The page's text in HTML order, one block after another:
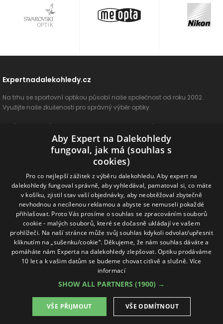
Expertnadalekohledy.cz
Na trhu se sportovní optikou působí naše společnost od roku 2002.
Využijte naše zkušenosti pro správný výběr optiky.
O nás Vše o nákupu Poradenství
Ochrana osobních údajů ODSTOUPIT OD SMLOUVY
Dalekohledy Spektivy Dálkoměry Příslušenství Naše značky
Sledujte nás na sociálních sítích
ExpertNaDalekohledy
Aby Expert na Dalekohledy
fungoval, jak má (souhlas s
cookies)
Pro co nejlepší zážitek z výběru dalekohledu. Aby expert na
dalekohledy fungoval správně, aby vyhledával, pamatoval si, co máte
v košíku, zjistil stav vaší objednávky, aby neobtěžoval zbytečně
nevhodnou a necílenou reklamou a abyste se nemuseli pokaždé
přihlašovat. Proto Vás prosíme o souhlas se zpracováním souborů
cookie - malých souborů, které se dočasně ukládají ve vašem
prohlížeči. Na naší stránce může svůj souhlas kdykoli odvolat/upřesnit
kliknutím na „sušenku/cookie“. Děkujeme, že nám souhlas dáváte a
pomáháte nám Experta na dalekohledy zlepšovat. Optiku prodáváme
10 let a k vašim datům se budeme chovat citlivě a slušně. Více
informací
SHOW ALL PARTNERS (1900) →
VŠE PŘIJMOUT VŠE ODMÍTNOUT